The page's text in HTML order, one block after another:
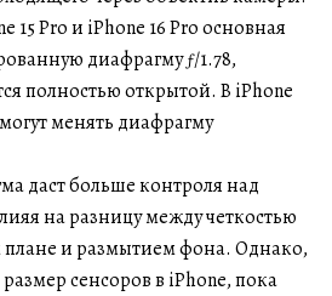
15 Pro и iPhone 16 Pro основная
диафрагму ƒ/1.78,
полностью открытой. В iPhone
менять диафрагму
даст больше контроля над
на разницу между четкостью
плане и размытием фона. Однако,
сенсоров в iPhone, пока